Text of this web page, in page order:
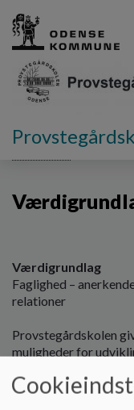
Værdigrundlag
Faglighed –
relationer
Provstegårdskolen
muligheder for
retning.